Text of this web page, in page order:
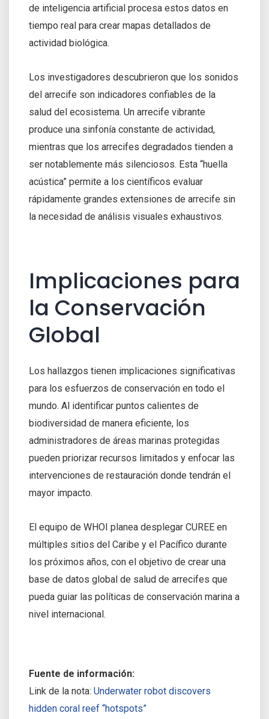
de inteligencia artificial procesa estos datos en
tiempo real para crear mapas detallados de
actividad biológica.
Los investigadores descubrieron que los sonidos
del arrecife son indicadores confiables de la
salud del ecosistema. Un arrecife vibrante
produce una sinfonía constante de actividad,
mientras que los arrecifes degradados tienden a
ser notablemente más silenciosos. Esta “huella
acústica” permite a los científicos evaluar
rápidamente grandes extensiones de arrecife sin
la necesidad de análisis visuales exhaustivos.
Implicaciones para
la Conservación
Global
Los hallazgos tienen implicaciones significativas
para los esfuerzos de conservación en todo el
mundo. Al identificar puntos calientes de
biodiversidad de manera eficiente, los
administradores de áreas marinas protegidas
pueden priorizar recursos limitados y enfocar las
intervenciones de restauración donde tendrán el
mayor impacto.
El equipo de WHOI planea desplegar CUREE en
múltiples sitios del Caribe y el Pacífico durante
los próximos años, con el objetivo de crear una
base de datos global de salud de arrecifes que
pueda guiar las políticas de conservación marina a
nivel internacional.
Fuente de información:
Link de la nota: Underwater robot discovers
hidden coral reef “hotspots”